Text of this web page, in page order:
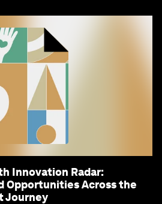
Innovation Radar:
Opportunities Across the
Journey